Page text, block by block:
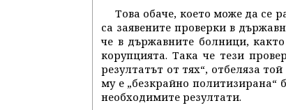
Това обаче, което може да се
са заявените проверки в
че в държавните болници,
корупцията. Така че тези
резултатът от тях“, отбеляза
му е „безкрайно политизирана“
необходимите резултати.